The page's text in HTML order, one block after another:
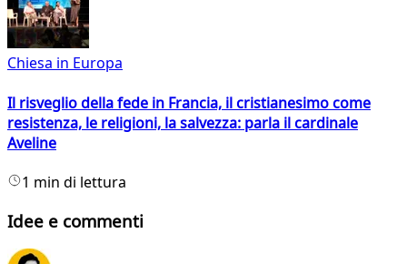
Chiesa in Europa
Il risveglio della fede in Francia, il cristianesimo come
resistenza, le religioni, la salvezza: parla il cardinale
Aveline
1 min di lettura
Idee e commenti